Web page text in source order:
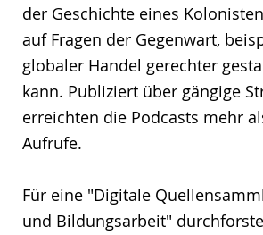
der Geschichte eines
auf Fragen der Gegenwart,
globaler Handel gerechter
kann. Publiziert über gängige
erreichten die Podcasts mehr
Aufrufe.
Für eine "Digitale
und Bildungsarbeit"